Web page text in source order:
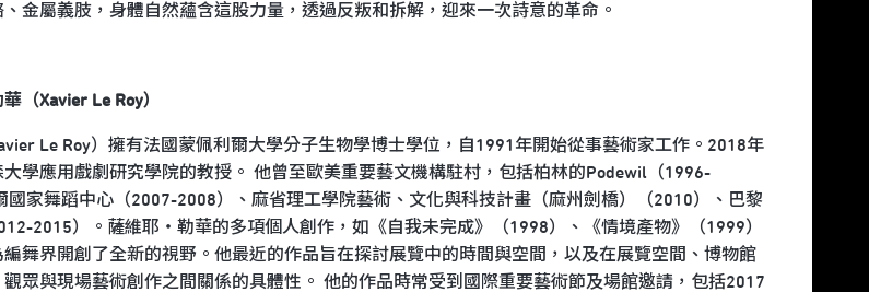
金屬義肢，身體自然蘊含這股力量，透過反叛和拆解，迎來一次詩意的革命。
（Xavier Le Roy）
Le Roy）擁有法國蒙佩利爾大學分子生物學博士學位，自1991年開始從事藝術家工作。2018年
學應用戲劇研究學院的教授。 他曾至歐美重要藝文機構駐村，包括柏林的Podewil（1996-
國家舞蹈中心（2007-2008）、麻省理工學院藝術、文化與科技計畫（麻州劍橋）（2010）、巴黎
2015）。薩維耶・勒華的多項個人創作，如《自我未完成》（1998）、《情境產物》（1999）
舞界開創了全新的視野。他最近的作品旨在探討展覽中的時間與空間，以及在展覽空間、博物館
眾與現場藝術創作之間關係的具體性。 他的作品時常受到國際重要藝術節及場館邀請，包括2017